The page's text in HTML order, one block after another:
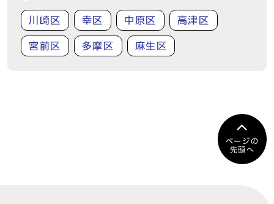
川崎区 幸区 中原区 高津区
宮前区 多摩区 麻生区
ページの
先頭へ